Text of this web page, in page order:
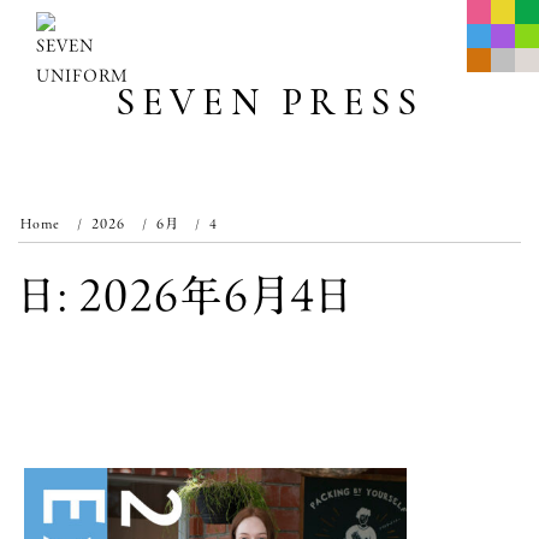
content
SEVEN PRESS
Home 2026 6月 4
日: 2026年6月4日